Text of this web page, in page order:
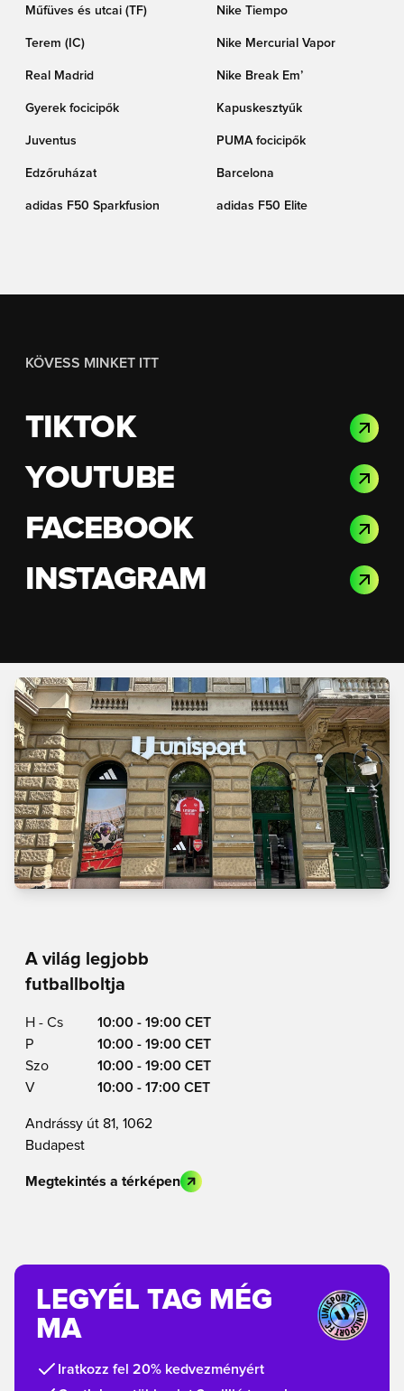
Műfüves és utcai (TF) Nike Tiempo
Terem (IC) Nike Mercurial Vapor
Real Madrid Nike Break Em’
Gyerek focicipők Kapuskesztyűk
Juventus PUMA focicipők
Edzőruházat Barcelona
adidas F50 Sparkfusion adidas F50 Elite
KÖVESS MINKET ITT
TIKTOK
YOUTUBE
FACEBOOK
INSTAGRAM
A világ legjobb
futballboltja
H - Cs
10:00 - 19:00 CET
P
10:00 - 19:00 CET
Szo
10:00 - 19:00 CET
V
10:00 - 17:00 CET
Andrássy út 81, 1062
Budapest
Megtekintés a térképen
LEGYÉL TAG MÉG
MA
Iratkozz fel 20% kedvezményért